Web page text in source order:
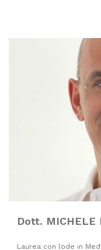
Dott. MICHELE
Laurea con lode in